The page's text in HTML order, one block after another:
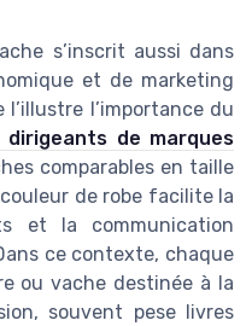
s’inscrit aussi dans
et de marketing
l’importance du
de marques
comparables en taille
de robe facilite la
et la communication
ce contexte, chaque
ou vache destinée à la
souvent pese livres